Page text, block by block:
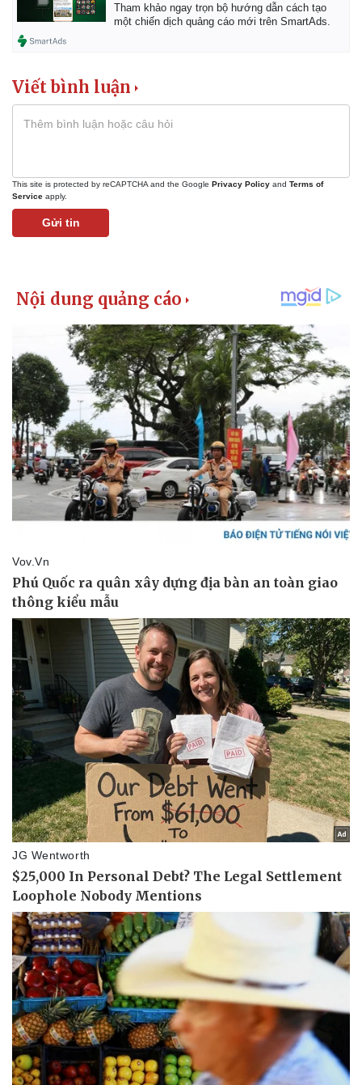
Giá cà phê
Pháp luật
Vụ án
Tin nóng
Tư vấn luật
Quân sự - Quốc phòng
Phân tích
Tham khảo ngay trọn bộ hướng dẫn cách tạo
một chiến dịch quảng cáo mới trên SmartAds.
Viết bình luận
This site is protected by reCAPTCHA and the Google Privacy Policy and Terms of
Service apply.
Gửi tin